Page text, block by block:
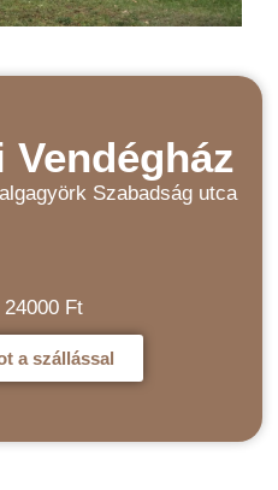
Vendégház
Szabadság utca
Ft
a szállással